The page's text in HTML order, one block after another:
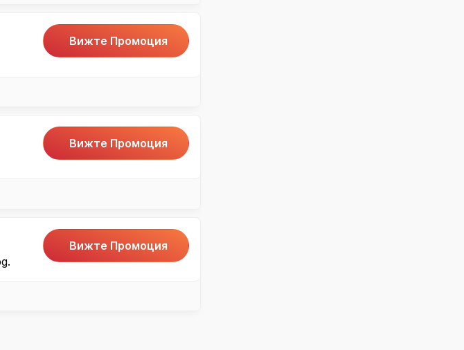
Вижте Промоция
Вижте Промоция
Вижте Промоция